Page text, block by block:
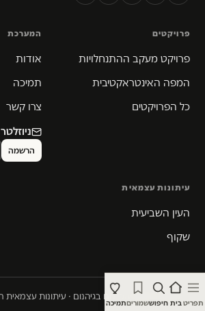
תפריטבית חיפוששמוריםתמיכה
פרויקטים
פרויקט מעקב ההתנחלויות
המפה האינטראקטיבית
כל הפרויקטים
המערכת
אודות
תמיכה
צרו קשר
ניוזלטר
עיתונות עצמאית
העין השביעית
שקוף
© 2026 המקום הכי חם בגיהנום · עיתונות עצמאית חוקרת